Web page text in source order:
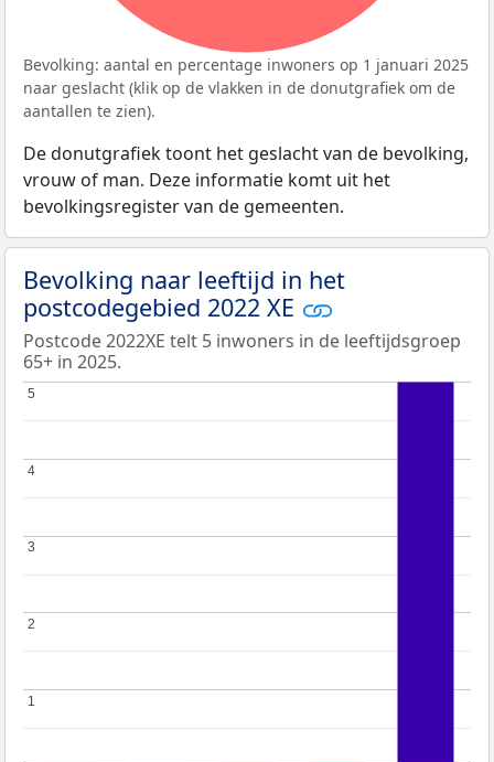
Bevolking: aantal en percentage inwoners op 1 januari 2025
naar geslacht (klik op de vlakken in de donutgrafiek om de
aantallen te zien).
De donutgrafiek toont het geslacht van de bevolking,
vrouw of man. Deze informatie komt uit het
bevolkingsregister van de gemeenten.
Bevolking naar leeftijd in het
postcodegebied 2022 XE
Postcode 2022XE telt 5 inwoners in de leeftijdsgroep
65+ in 2025.
1
1
2
2
3
3
4
4
5
5